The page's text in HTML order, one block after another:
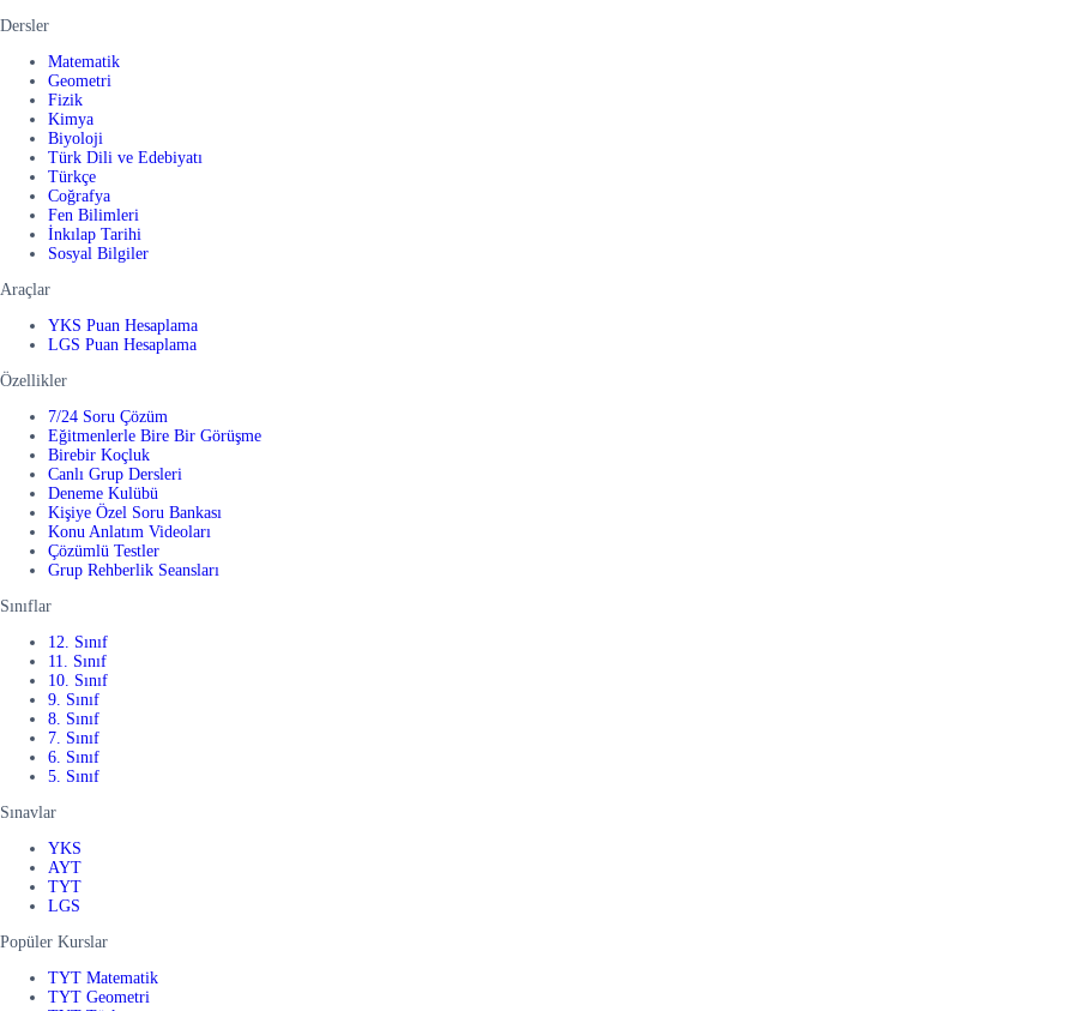
Dersler
Matematik
Geometri
Fizik
Kimya
Biyoloji
Türk Dili ve Edebiyatı
Türkçe
Coğrafya
Fen Bilimleri
İnkılap Tarihi
Sosyal Bilgiler
Araçlar
YKS Puan Hesaplama
LGS Puan Hesaplama
Özellikler
7/24 Soru Çözüm
Eğitmenlerle Bire Bir Görüşme
Birebir Koçluk
Canlı Grup Dersleri
Deneme Kulübü
Kişiye Özel Soru Bankası
Konu Anlatım Videoları
Çözümlü Testler
Grup Rehberlik Seansları
Sınıflar
12. Sınıf
11. Sınıf
10. Sınıf
9. Sınıf
8. Sınıf
7. Sınıf
6. Sınıf
5. Sınıf
Sınavlar
YKS
AYT
TYT
LGS
Popüler Kurslar
TYT Matematik
TYT Geometri